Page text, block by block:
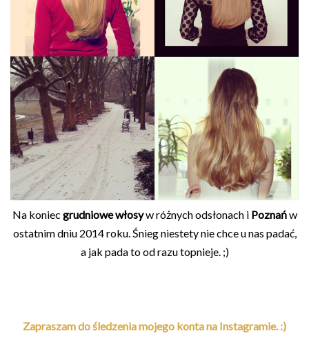
Na koniec grudniowe włosyw różnych odsłonach i Poznańw
ostatnim dniu 2014 roku. Śnieg niestety nie chce u nas padać,
a jak pada to od razu topnieje. ;)
Zapraszam do śledzenia mojego konta na Instagramie. :)